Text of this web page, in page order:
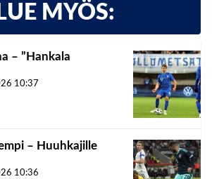
LUE MYÖS:
– ”Hankala
10:37
– Huuhkajille
10:36